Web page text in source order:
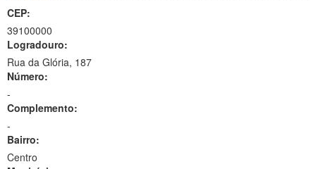
CEP:
39100000
Logradouro:
Rua da Glória, 187
Número:
-
Complemento:
-
Bairro:
Centro